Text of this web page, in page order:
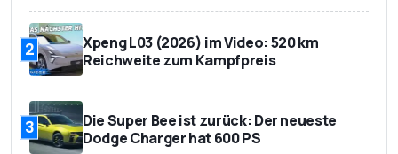
2
Xpeng L03 (2026) im Video: 520 km
Reichweite zum Kampfpreis
3
Die Super Bee ist zurück: Der neueste
Dodge Charger hat 600 PS